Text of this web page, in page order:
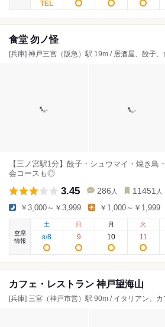
食堂 勿ノ怪
[兵庫] 神戸三宮（阪急）駅 19m / 居酒屋、餃子、
【三ノ宮駅1分】餃子・シュウマイ・焼き鳥
会コースも◎
3.45 286 人 11451 人
￥3,000～￥3,999 ￥1,000～￥1,999
空席
情報
土
8/8
日
9
月
10
火
11
カフェ・レストラン 神戸望海山
[兵庫] 三宮（神戸市営）駅 90m / イタリアン、